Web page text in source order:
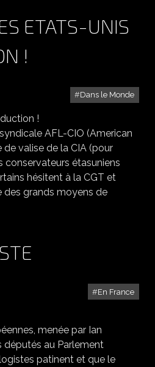
ETATS-UNIS
!
Dans le Monde
DE PRODUCTION !
AFL-CIO (American
valise de la CIA (pour
étasuniens
hésitent à la CGT et
des grands moyens de
En France
DYNAMIQUE COMMUNISTE
menée par Ian
députés au Parlement
patinent et que le